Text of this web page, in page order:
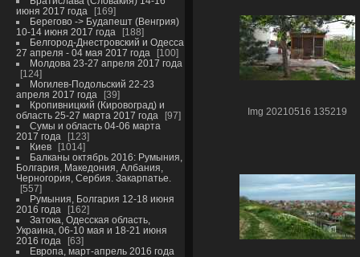
июня 2017 года
169
Берегово -> Будапешт (Венгрия)
10-14 июня 2017 года
188
Белгород-Днестровский и Одесса
27 апреля - 04 мая 2017 года
100
Молдова 23-27 апреля 2017 года
124
Могилев-Подольский 22-23
апреля 2017 года
39
Кропивницкий (Кировоград) и
область 25-27 марта 2017 года
97
Сумы и область 04-06 марта
2017 года
123
Киев
1014
Балканы октябрь 2016: Румыния,
Болгария, Македония, Албания,
Черногория, Сербия. Закарпатье.
557
Румыния, Болгария 12-18 июня
2016 года
162
Затока, Одесская область,
Украина, 06-10 мая и 18-21 июня
2016 года
63
Европа, март-апрель 2016 года
Img 20210516 135219